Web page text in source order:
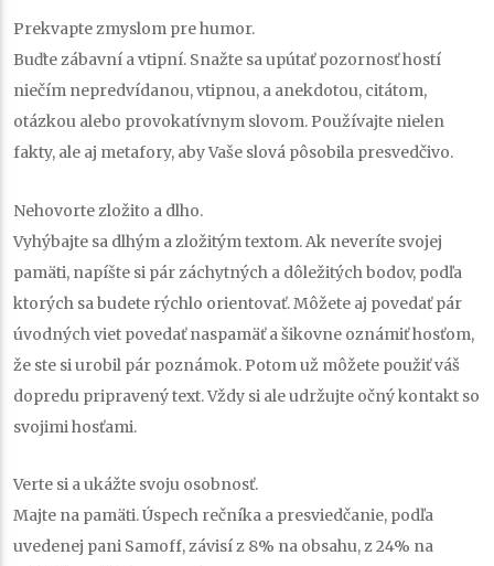
Prekvapte zmyslom pre humor.
Buďte zábavní a vtipní. Snažte sa upútať pozornosť hostí
niečím nepredvídanou, vtipnou, a anekdotou, citátom,
otázkou alebo provokatívnym slovom. Používajte nielen
fakty, ale aj metafory, aby Vaše slová pôsobila presvedčivo.
Nehovorte zložito a dlho.
Vyhýbajte sa dlhým a zložitým textom. Ak neveríte svojej
pamäti, napíšte si pár záchytných a dôležitých bodov, podľa
ktorých sa budete rýchlo orientovať. Môžete aj povedať pár
úvodných viet povedať naspamäť a šikovne oznámiť hosťom,
že ste si urobil pár poznámok. Potom už môžete použiť váš
dopredu pripravený text. Vždy si ale udržujte očný kontakt so
svojimi hosťami.
Verte si a ukážte svoju osobnosť.
Majte na pamäti. Úspech rečníka a presviedčanie, podľa
uvedenej pani Samoff, závisí z 8% na obsahu, z 24% na